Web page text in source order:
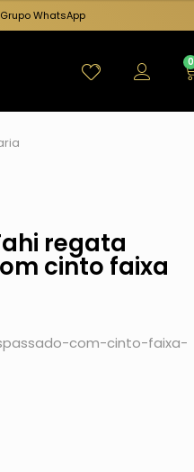
Grupo WhatsApp
0
regata
cinto faixa
com-cinto-faixa-